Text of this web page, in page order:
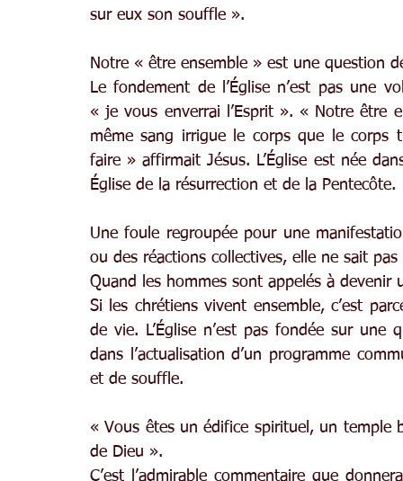
sur eux son souffle ».
Notre « être ensemble » est une question
Le fondement de l’Église n’est pas une
« je vous enverrai l’Esprit ». « Notre être
même sang irrigue le corps que le corps
faire » affirmait Jésus. L’Église est née
Église de la résurrection et de la Pentecôte.
Une foule regroupée pour une
ou des réactions collectives, elle ne sait
Quand les hommes sont appelés à
Si les chrétiens vivent ensemble, c’est
de vie. L’Église n’est pas fondée sur
dans l’actualisation d’un programme
et de souffle.
« Vous êtes un édifice spirituel, un temple
de Dieu ».
C’est l’admirable commentaire que